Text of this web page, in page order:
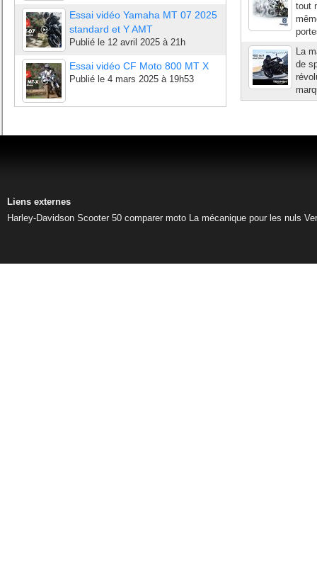
Essai vidéo Yamaha MT 07 2025
standard et Y AMT
Publié le 12 avril 2025 à 21h
Essai vidéo CF Moto 800 MT X
Publié le 4 mars 2025 à 19h53
tout
La
de
Liens externes
Harley-Davidson Scooter 50 comparer moto La mécanique pour les nuls